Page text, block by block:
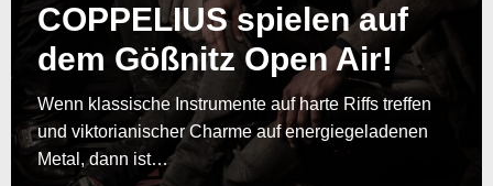
COPPELIUS spielen auf
dem Gößnitz Open Air!
Wenn klassische Instrumente auf harte Riffs treffen
und viktorianischer Charme auf energiegeladenen
Metal, dann ist…